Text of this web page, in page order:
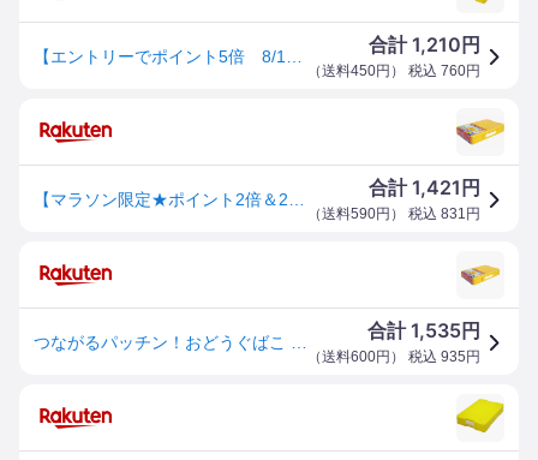
合計1,210 円
（送料450円 ） 税込 760円
合計1,421 円
（送料590円 ） 税込 831 円
合計1,535円
（送料600円 ） 税込 935 円